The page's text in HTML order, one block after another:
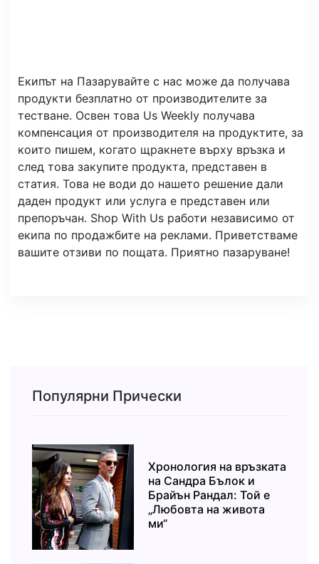
Екипът на Пазарувайте с нас може да получава
продукти безплатно от производителите за
тестване. Освен това Us Weekly получава
компенсация от производителя на продуктите, за
които пишем, когато щракнете върху връзка и
след това закупите продукта, представен в
статия. Това не води до нашето решение дали
даден продукт или услуга е представен или
препоръчан. Shop With Us работи независимо от
екипа по продажбите на реклами. Приветстваме
вашите отзиви по пощата. Приятно пазаруване!
Популярни Прически
Хронология на връзката
на Сандра Бълок и
Брайън Рандал: Той е
„Любовта на живота
ми“